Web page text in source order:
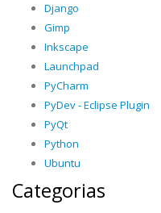
Django
Gimp
Inkscape
Launchpad
PyCharm
PyDev - Eclipse Plugin
PyQt
Python
Ubuntu
Categorias